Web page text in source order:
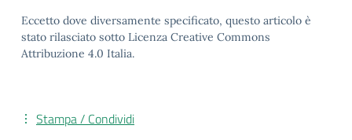
Eccetto dove diversamente specificato, questo articolo è
stato rilasciato sotto Licenza Creative Commons
Attribuzione 4.0 Italia.
Stampa / Condividi